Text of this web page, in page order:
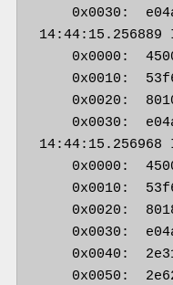
0x0030:  e04a
0x0000:  4500
0x0010:  53f6
0x0020:
0x0030:  e04a
0x0000:  4500
0x0010:  53f6
0x0020:
0x0030:  e04a
0x0040:  2e31
0x0050:  2e62